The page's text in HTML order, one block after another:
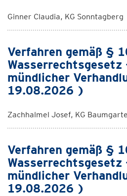
Ginner Claudia, KG Sonntagberg
Verfahren gemäß §
Wasserrechtsgesetz
mündlicher
19.08.2026 )
Zachhalmel Josef, KG
Verfahren gemäß §
Wasserrechtsgesetz
mündlicher
19.08.2026 )